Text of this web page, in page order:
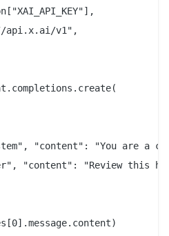
api.x.ai/v1",
"content": "You are a
"content": "Review this